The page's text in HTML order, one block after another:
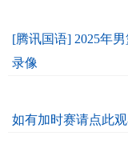
[腾讯国语] 2025年
录像
如有加时赛请点此